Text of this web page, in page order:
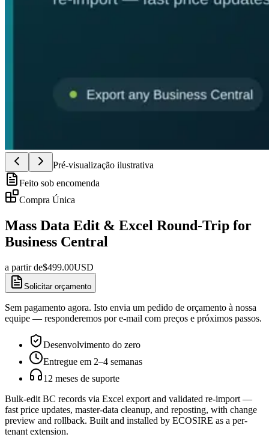
Pré-visualização ilustrativa
Feito sob encomenda
Compra Única
Mass Data Edit & Excel Round-Trip for
Business Central
a partir de$499.00USD
Solicitar orçamento
Sem pagamento agora. Isto envia um pedido de orçamento à nossa
equipe — responderemos por e-mail com preços e próximos passos.
Desenvolvimento do zero
Entregue em 2–4 semanas
12 meses de suporte
Bulk-edit BC records via Excel export and validated re-import —
fast price updates, master-data cleanup, and reposting, with change
preview and rollback. Built and installed by ECOSIRE as a per-
tenant extension.